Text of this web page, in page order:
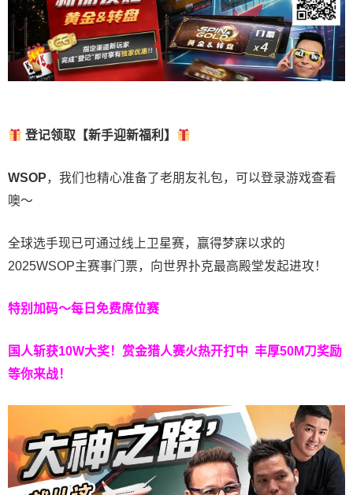
登记领取【新手迎新福利】
WSOP，我们也精心准备了老朋友礼包，可以登录游戏查看
噢～
全球选手现已可通过线上卫星赛，赢得梦寐以求的
2025WSOP主赛事门票，向世界扑克最高殿堂发起进攻！
特别加码～每日免费席位赛
国人斩获10W大奖！ 赏金猎人赛火热开打中 丰厚50M刀奖励
等你来战！